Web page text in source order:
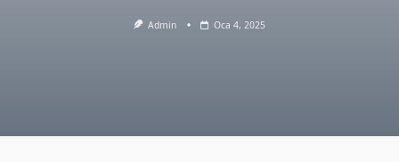
Admin Oca 4, 2025